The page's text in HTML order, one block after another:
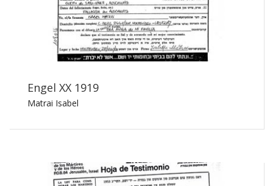
Engel XX 1919
Matrai Isabel